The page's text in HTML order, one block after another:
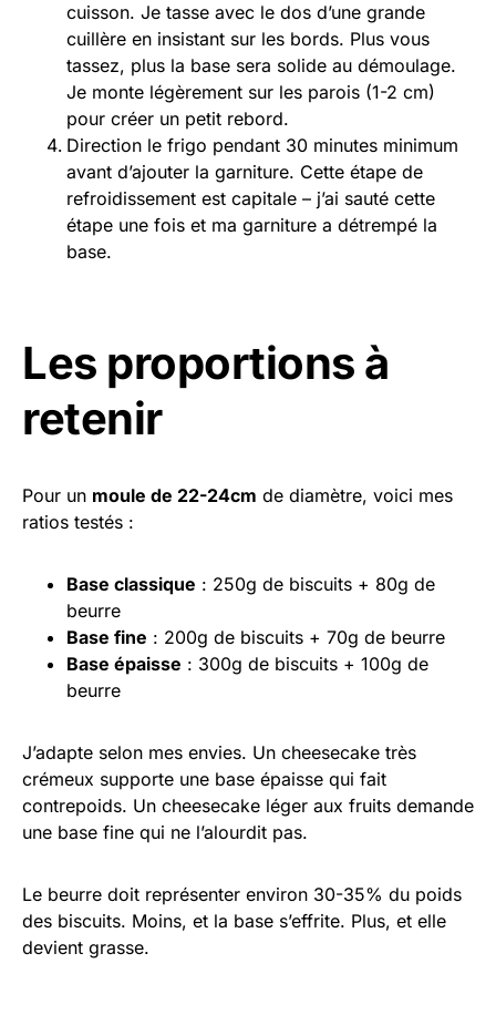
cuisson. Je tasse avec le dos d’une grande
cuillère en insistant sur les bords. Plus vous
tassez, plus la base sera solide au démoulage.
Je monte légèrement sur les parois (1-2 cm)
pour créer un petit rebord.
Direction le frigo pendant 30 minutes minimum
avant d’ajouter la garniture. Cette étape de
refroidissement est capitale – j’ai sauté cette
étape une fois et ma garniture a détrempé la
base.
Les proportions à
retenir
Pour un moule de 22-24cm de diamètre, voici mes
ratios testés :
Base classique : 250g de biscuits + 80g de
beurre
Base fine : 200g de biscuits + 70g de beurre
Base épaisse : 300g de biscuits + 100g de
beurre
J’adapte selon mes envies. Un cheesecake très
crémeux supporte une base épaisse qui fait
contrepoids. Un cheesecake léger aux fruits demande
une base fine qui ne l’alourdit pas.
Le beurre doit représenter environ 30-35% du poids
des biscuits. Moins, et la base s’effrite. Plus, et elle
devient grasse.